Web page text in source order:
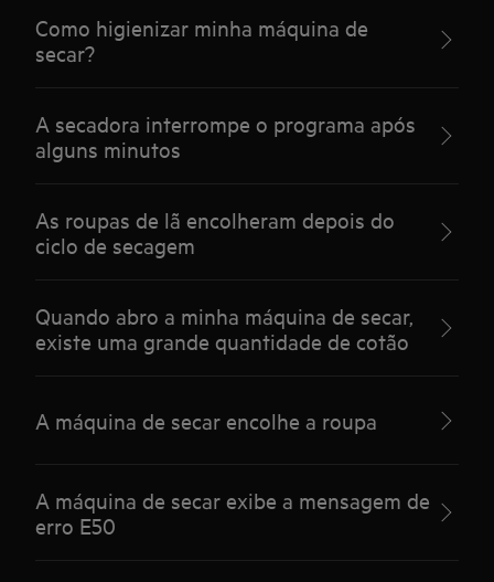
Como higienizar minha máquina de
secar?
A secadora interrompe o programa após
alguns minutos
As roupas de lã encolheram depois do
ciclo de secagem
Quando abro a minha máquina de secar,
existe uma grande quantidade de cotão
A máquina de secar encolhe a roupa
A máquina de secar exibe a mensagem de
erro E50